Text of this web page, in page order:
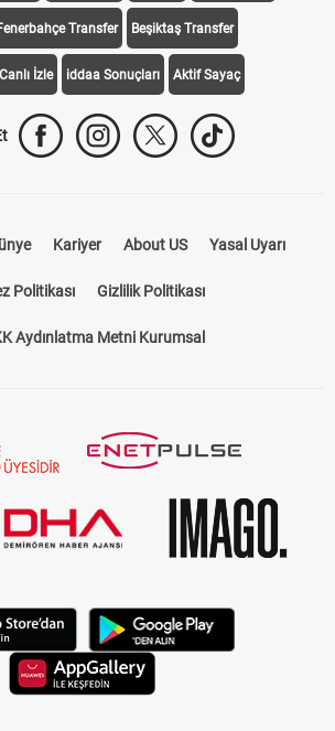
Transfer Beşiktaş Transfer
Canlı İzle iddaa Sonuçları Aktif Sayaç
Kariyer About US Yasal Uyarı
Politikası Gizlilik Politikası
Aydınlatma Metni Kurumsal